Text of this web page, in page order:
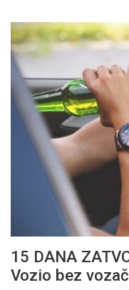
15 DANA
Vozio bez